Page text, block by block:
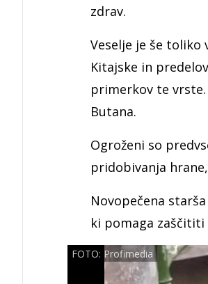
zdrav.
Veselje je še toliko
Kitajske in
primerkov te
Butana.
Ogroženi so
pridobivanja
Novopečena
ki pomaga
FOTO: Profimedia